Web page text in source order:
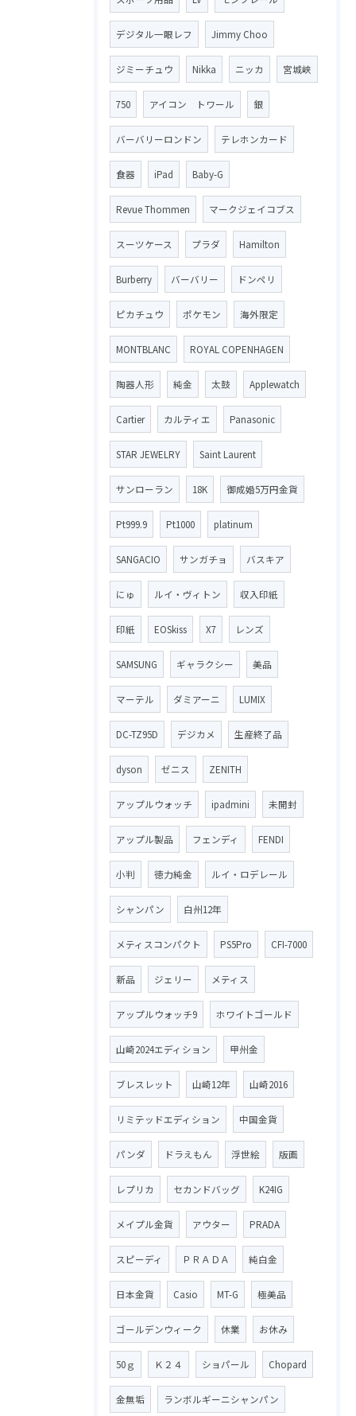
デジタル一眼レフ Jimmy Choo
ジミーチュウ Nikka ニッカ 宮城峡
750 アイコン トワール 銀
バーバリーロンドン テレホンカード
食器 iPad Baby-G
Revue Thommen マークジェイコブス
スーツケース プラダ Hamilton
Burberry バーバリー ドンペリ
ピカチュウ ポケモン 海外限定
MONTBLANC ROYAL COPENHAGEN
陶器人形 純金 太鼓 Applewatch
Cartier カルティエ Panasonic
STAR JEWELRY Saint Laurent
サンローラン 18K 御成婚5万円金貨
Pt999.9 Pt1000 platinum
SANGACIO サンガチョ バスキア
にゅ ルイ・ヴィトン 収入印紙
印紙 EOSkiss X7 レンズ
SAMSUNG ギャラクシー 美品
マーテル ダミアーニ LUMIX
DC-TZ95D デジカメ 生産終了品
dyson ゼニス ZENITH
アップルウォッチ ipadmini 未開封
アップル製品 フェンディ FENDI
小判 徳力純金 ルイ・ロデレール
シャンパン 白州12年
メティスコンパクト PS5Pro CFI-7000
新品 ジェリー メティス
アップルウォッチ9 ホワイトゴールド
山崎2024エディション 甲州金
ブレスレット 山崎12年 山崎2016
リミテッドエディション 中国金貨
パンダ ドラえもん 浮世絵 版画
レプリカ セカンドバッグ K24IG
メイプル金貨 アウター PRADA
スピーディ ＰＲＡＤＡ 純白金
日本金貨 Casio MT-G 極美品
ゴールデンウィーク 休業 お休み
50ｇ Ｋ２４ ショパール Chopard
金無垢 ランボルギーニシャンパン